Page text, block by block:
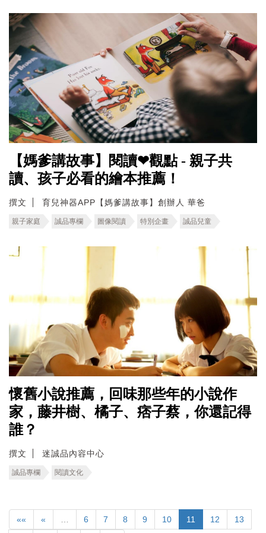
【媽爹講故事】閱讀❤觀點 - 親子共
讀、孩子必看的繪本推薦！
撰文 育兒神器APP【媽爹講故事】創辦人 華爸
親子家庭 誠品專欄 圖像閱讀 特別企畫 誠品兒童
懷舊小說推薦，回味那些年的小說作
家，藤井樹、橘子、痞子蔡，你還記得
誰？
撰文 迷誠品內容中心
誠品專欄 閱讀文化
«« « 6 7 8 9 10 11 12 13